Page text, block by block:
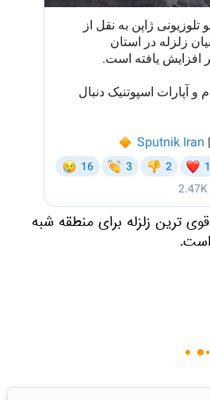
زمین لرزه 1 ژانویه 2024 قوی ترین زلزله برای منطقه شبه